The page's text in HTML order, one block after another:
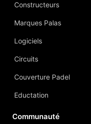
Constructeurs
Marques Palas
Logiciels
Circuits
Couverture Padel
Eductation
Communauté